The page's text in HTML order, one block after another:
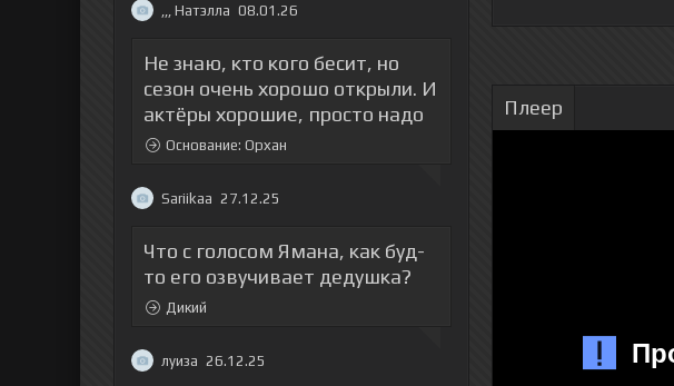
,,, Натэлла 08.01.26
Не знаю, кто кого бесит, но
сезон очень хорошо открыли. И
актёры хорошие, просто надо
Основание: Орхан
Sariikaa 27.12.25
Что с голосом Ямана, как буд-
то его озвучивает дедушка?
Дикий
луиза 26.12.25
Плеер